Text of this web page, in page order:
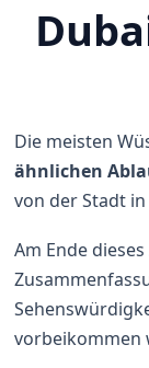
Die meisten
ähnlichen
von der Stadt
Am Ende
vorbeikommen